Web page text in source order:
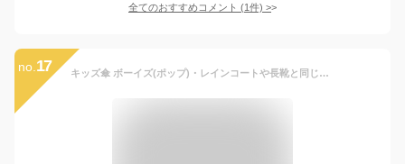
全てのおすすめコメント (1件) >
no. 17 キッズ傘 ボーイズ(ポップ)・レインコートや長靴と同じく雨の日の必需品！子供用窓付で使いやすいビニール傘。アンブレラ 子ども キッズ 男の子 かっこいい ジャンプ ワンタッチ 安全ろくろ 撥水 防水 丈夫 軽い 保育園 幼稚園 幼児 通学 通園 透明 おしゃれ 45cm 50cm